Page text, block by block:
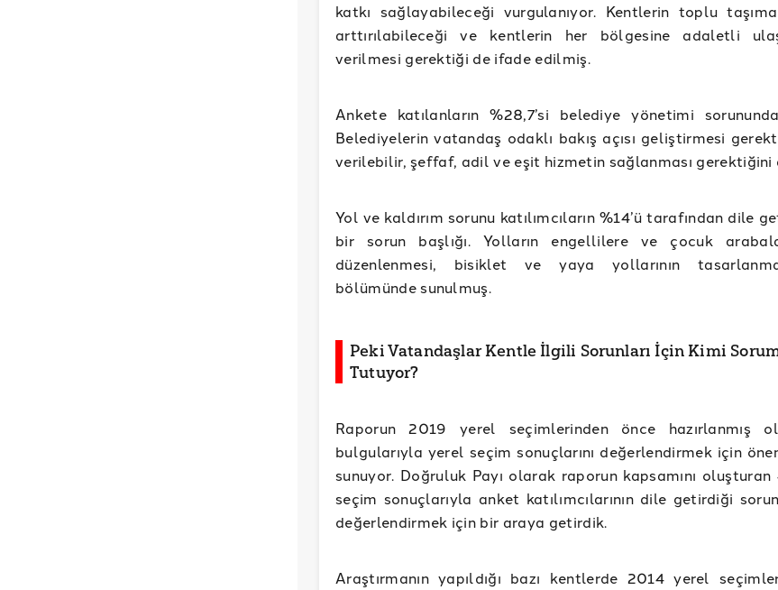
katkı sağlayabileceği vurgulanıyor. Kentlerin toplu taşıma
arttırılabileceği ve kentlerin her bölgesine adaletli
verilmesi gerektiği de ifade edilmiş.
Ankete katılanların %28,7’si belediye yönetimi
Belediyelerin vatandaş odaklı bakış açısı geliştirmesi
verilebilir, şeffaf, adil ve eşit hizmetin sağlanması gerektiğini
Yol ve kaldırım sorunu katılımcıların %14’ü tarafından dile
bir sorun başlığı. Yolların engellilere ve çocuk
düzenlenmesi, bisiklet ve yaya yollarının
bölümünde sunulmuş.
Peki Vatandaşlar Kentle İlgili Sorunları İçin Kimi
Tutuyor?
Raporun 2019 yerel seçimlerinden önce hazırlanmış
bulgularıyla yerel seçim sonuçlarını değerlendirmek için
sunuyor. Doğruluk Payı olarak raporun kapsamını
seçim sonuçlarıyla anket katılımcılarının dile getirdiği
değerlendirmek için bir araya getirdik.
Araştırmanın yapıldığı bazı kentlerde 2014 yerel